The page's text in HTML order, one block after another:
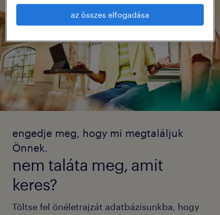
engedje meg, hogy mi megtaláljuk
Önnek.
nem taláta meg, amit
keres?
Töltse fel önéletrajzát adatbázisunkba, hogy
az összes elfogadása